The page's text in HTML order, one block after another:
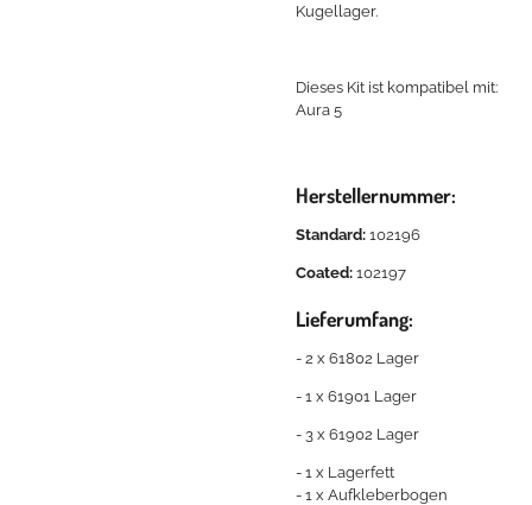
Kugellager.
Dieses Kit ist kompatibel mit:
Aura 5
Herstellernummer:
Standard: 102196
Coated: 102197
Lieferumfang:
- 2 x 61802 Lager
- 1 x 61901 Lager
- 3 x 61902 Lager
- 1 x Lagerfett
- 1 x Aufkleberbogen